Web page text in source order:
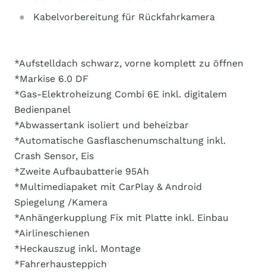
Kabelvorbereitung für Rückfahrkamera
*Aufstelldach schwarz, vorne komplett zu öffnen
*Markise 6.0 DF
*Gas-Elektroheizung Combi 6E inkl. digitalem
Bedienpanel
*Abwassertank isoliert und beheizbar
*Automatische Gasflaschenumschaltung inkl.
Crash Sensor, Eis
*Zweite Aufbaubatterie 95Ah
*Multimediapaket mit CarPlay & Android
Spiegelung /Kamera
*Anhängerkupplung Fix mit Platte inkl. Einbau
*Airlineschienen
*Heckauszug inkl. Montage
*Fahrerhausteppich